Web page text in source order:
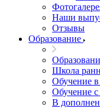
Наши
Отзывы
Образование
Школа
Обучение
Обучение
В